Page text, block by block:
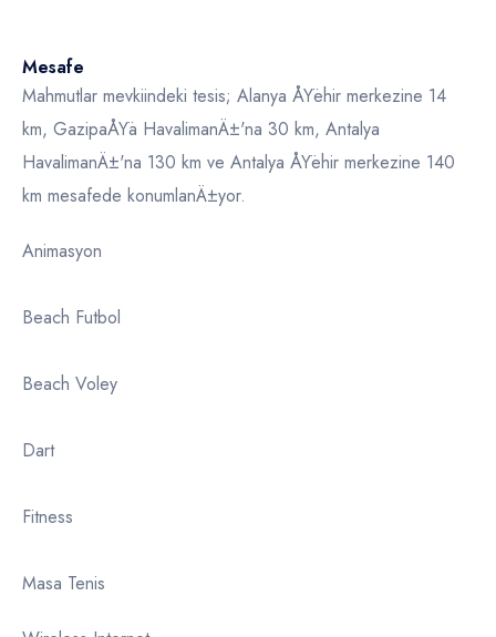
Mesafe
Mahmutlar mevkiindeki tesis; Alanya ÅŸehir merkezine 14
km, GazipaÅŸa HavalimanÄ±'na 30 km, Antalya
HavalimanÄ±'na 130 km ve Antalya ÅŸehir merkezine 140
km mesafede konumlanÄ±yor.
Animasyon
Beach Futbol
Beach Voley
Dart
Fitness
Masa Tenis